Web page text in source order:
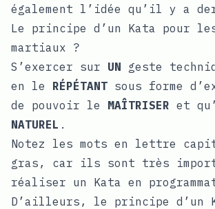
également l’idée qu’il y a
Le principe d’un Kata pour
martiaux ?
S’exercer sur UN geste
en le RÉPÉTANT sous forme
de pouvoir le MAÎTRISER et
NATUREL .
Notez les mots en lettre
gras, car ils sont très
réaliser un Kata en
D’ailleurs, le principe d’un